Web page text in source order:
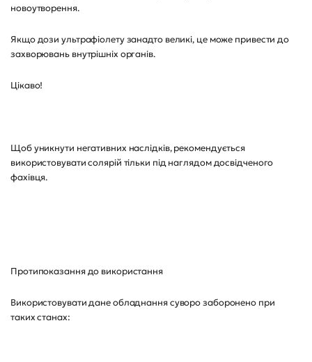
новоутворення.
Якщо дози ультрафіолету занадто великі, це може привести до
захворювань внутрішніх органів.
Цікаво!
Щоб уникнути негативних наслідків, рекомендується
використовувати солярій тільки під наглядом досвідченого
фахівця.
Протипоказання до використання
Використовувати дане обладнання суворо заборонено при
таких станах: